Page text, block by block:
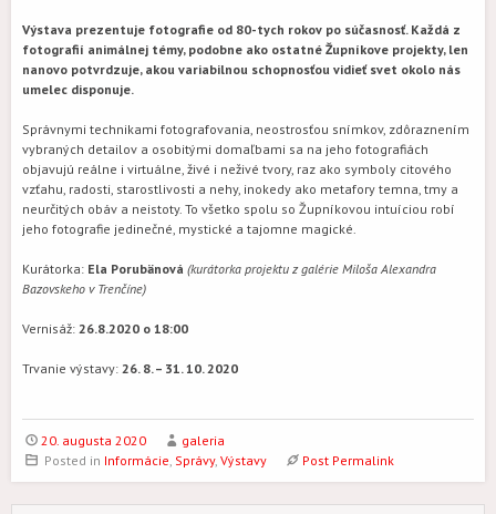
Výstava prezentuje fotografie od 80-tych rokov po súčasnosť. Každá z
fotografií animálnej témy, podobne ako ostatné Župníkove projekty, len
nanovo potvrdzuje, akou variabilnou schopnosťou vidieť svet okolo nás
umelec disponuje.
Správnymi technikami fotografovania, neostrosťou snímkov, zdôraznením
vybraných detailov a osobitými domaľbami sa na jeho fotografiách
objavujú reálne i virtuálne, živé i neživé tvory, raz ako symboly citového
vzťahu, radosti, starostlivosti a nehy, inokedy ako metafory temna, tmy a
neurčitých obáv a neistoty. To všetko spolu so Župníkovou intuíciou robí
jeho fotografie jedinečné, mystické a tajomne magické.
Kurátorka: Ela Porubänová (kurátorka projektu z galérie Miloša Alexandra
Bazovskeho v Trenčíne)
Vernisáž: 26.8.2020 o 18:00
Trvanie výstavy: 26. 8. – 31. 10. 2020
20. augusta 2020
galeria
Posted in Informácie Správy, Výstavy Post Permalink